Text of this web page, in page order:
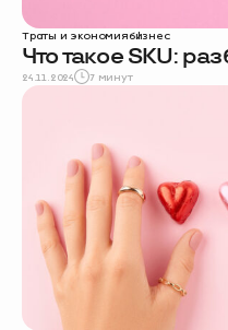
Траты и экономиябизнес
Что такое SKU:
24.11.2024 7 минут